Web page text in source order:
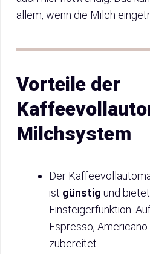
allem, wenn die Milch
Vorteile der
Milchsystem
Der
ist günstig und
Einsteigerfunktion.
Espresso,
zubereitet.